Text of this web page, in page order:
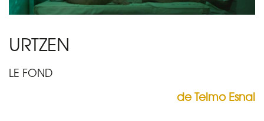
URTZEN
LE FOND
de Telmo Esnal